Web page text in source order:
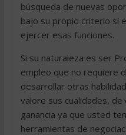
búsqueda de nuevas
bajo su propio criterio si
ejercer esas funciones.
Si su naturaleza es ser
empleo que no requiere
desarrollar otras
valore sus cualidades, de
ganancia ya que usted
herramientas de